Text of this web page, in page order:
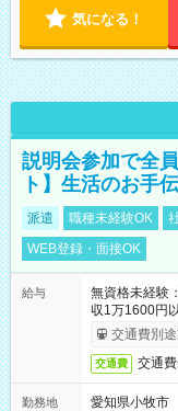
気になる！
説明会参加で全
ト】生活のお手
派遣 職種未経験OK
WEB登録・面接OK
給与
無資格未経
収1万1600円
交通費別
交通費 交通
勤務地
愛知県小牧市